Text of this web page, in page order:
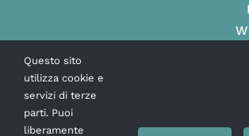
Questo sito
utilizza cookie e
servizi di terze
parti. Puoi
liberamente